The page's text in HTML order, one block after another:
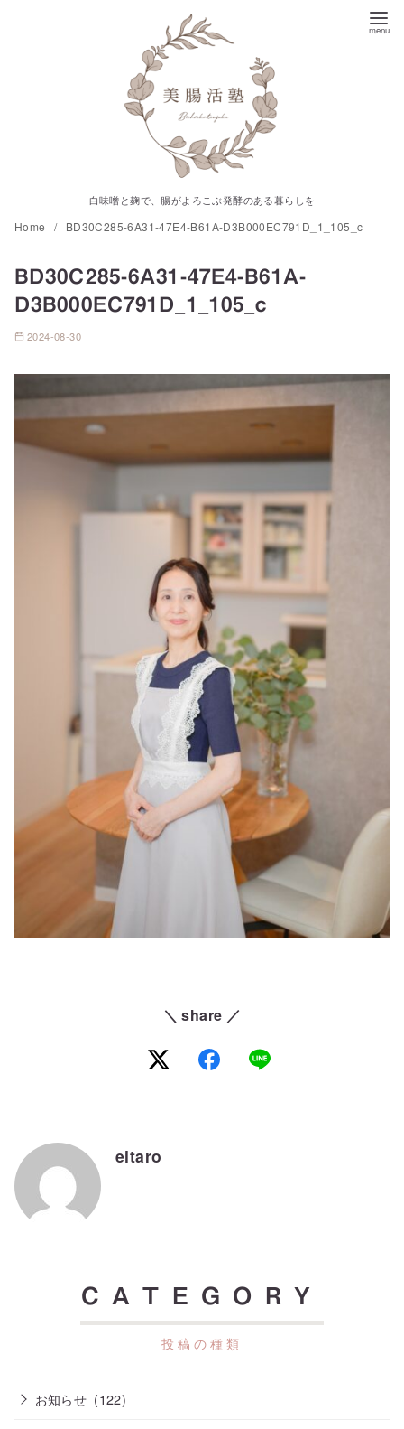
白味噌と麹で、腸がよろこぶ発酵のある暮らしを
Home BD30C285-6A31-47E4-B61A-D3B000EC791D_1_105_c
BD30C285-6A31-47E4-B61A-
D3B000EC791D_1_105_c
2024-08-30
＼ share ／
eitaro
CATEGORY
お知らせ (122)